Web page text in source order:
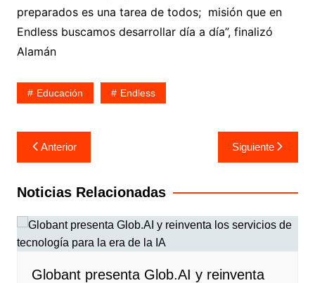
preparados es una tarea de todos; misión que en
Endless buscamos desarrollar día a día”, finalizó
Alamán
Educación Endless
Navegación
de
entradas
Anterior Siguiente
Noticias Relacionadas
Globant presenta Glob.AI y reinventa